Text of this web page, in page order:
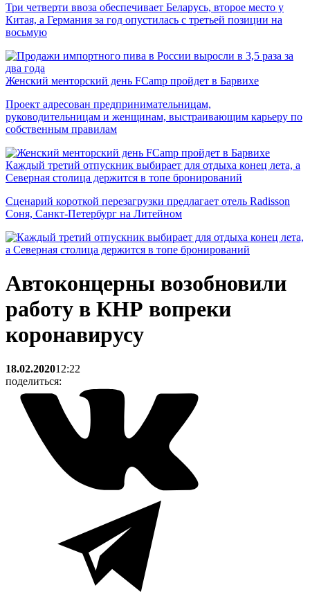
Три четверти ввоза обеспечивает Беларусь, второе место у
Китая, а Германия за год опустилась с третьей позиции на
восьмую
Женский менторский день FCamp пройдет в Барвихе
Проект адресован предпринимательницам,
руководительницам и женщинам, выстраивающим карьеру по
собственным правилам
Каждый третий отпускник выбирает для отдыха конец лета, а
Северная столица держится в топе бронирований
Сценарий короткой перезагрузки предлагает отель Radisson
Соня, Санкт-Петербург на Литейном
Автоконцерны возобновили
работу в КНР вопреки
коронавирусу
18.02.202012:22
поделиться: